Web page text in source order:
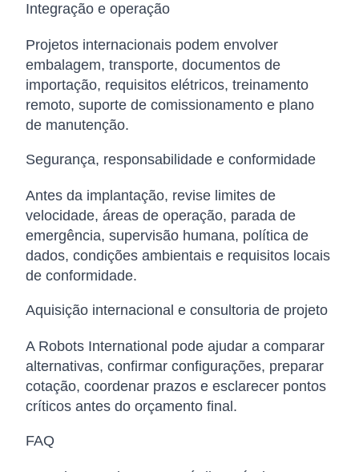
Integração e operação
Projetos internacionais podem envolver
embalagem, transporte, documentos de
importação, requisitos elétricos, treinamento
remoto, suporte de comissionamento e plano
de manutenção.
Segurança, responsabilidade e conformidade
Antes da implantação, revise limites de
velocidade, áreas de operação, parada de
emergência, supervisão humana, política de
dados, condições ambientais e requisitos locais
de conformidade.
Aquisição internacional e consultoria de projeto
A Robots International pode ajudar a comparar
alternativas, confirmar configurações, preparar
cotação, coordenar prazos e esclarecer pontos
críticos antes do orçamento final.
FAQ